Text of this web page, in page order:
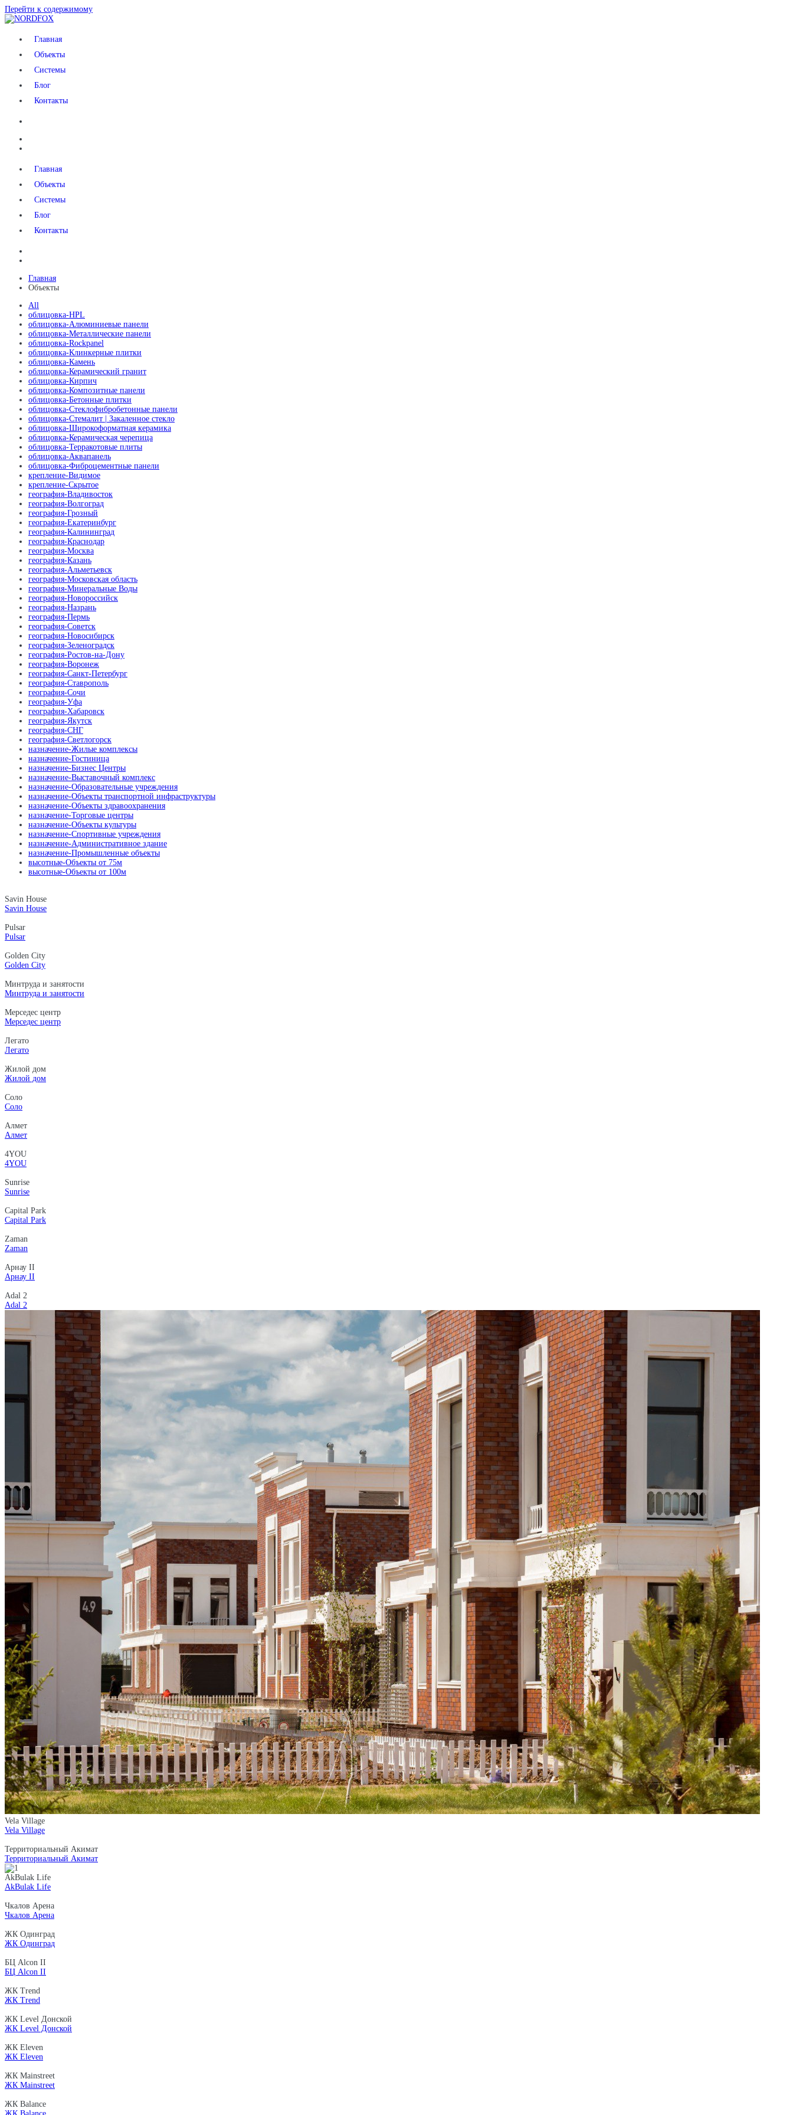
Перейти к содержимому
NORDFOXГлавная
Объекты
Системы
Блог
Контакты
Главная
Объекты
Системы
Блог
Контакты
Главная
Объекты
All
облицовка-HPL
облицовка-Алюминиевые панели
облицовка-Металлические панели
облицовка-Rockpanel
облицовка-Клинкерные плитки
облицовка-Камень
облицовка-Керамический гранит
облицовка-Кирпич
облицовка-Композитные панели
облицовка-Бетонные плитки
облицовка-Стеклофибробетонные панели
облицовка-Стемалит | Закаленное стекло
облицовка-Широкоформатная керамика
облицовка-Керамическая черепица
облицовка-Терракотовые плиты
облицовка-Аквапанель
облицовка-Фиброцементные панели
крепление-Видимое
крепление-Скрытое
география-Владивосток
география-Волгоград
география-Грозный
география-Екатеринбург
география-Калининград
география-Краснодар
география-Москва
география-Казань
география-Альметьевск
география-Московская область
география-Минеральные Воды
география-Новороссийск
география-Назрань
география-Пермь
география-Советск
география-Новосибирск
география-Зеленоградск
география-Ростов-на-Дону
география-Воронеж
география-Санкт-Петербург
география-Ставрополь
география-Сочи
география-Уфа
география-Хабаровск
география-Якутск
география-СНГ
география-Светлогорск
назначение-Жилые комплексы
назначение-Гостиница
назначение-Бизнес Центры
назначение-Выставочный комплекс
назначение-Образовательные учреждения
назначение-Объекты транспортной инфраструктуры
назначение-Объекты здравоохранения
назначение-Торговые центры
назначение-Объекты культуры
назначение-Спортивные учреждения
назначение-Административное здание
назначение-Промышленные объекты
высотные-Объекты от 75м
высотные-Объекты от 100м
Savin House
Savin House
Pulsar
Pulsar
Golden City
Golden City
Минтруда и занятости
Минтруда и занятости
Мерседес центр
Мерседес центр
Легато
Легато
Жилой дом
Жилой дом
Соло
Соло
Алмет
Алмет
4YOU
4YOU
Sunrise
Sunrise
Capital Park
Capital Park
Zaman
Zaman
Арнау II
Арнау II
Adal 2
Adal 2
Vela Village
Vela Village
Территориальный Акимат
Территориальный Акимат
AkBulak Life
AkBulak Life
Чкалов Арена
Чкалов Арена
ЖК Одинград
ЖК Одинград
БЦ Alcon II
БЦ Alcon II
ЖК Trend
ЖК Trend
ЖК Level Донской
ЖК Level Донской
ЖК Eleven
ЖК Eleven
ЖК Mainstreet
ЖК Mainstreet
ЖК Balance